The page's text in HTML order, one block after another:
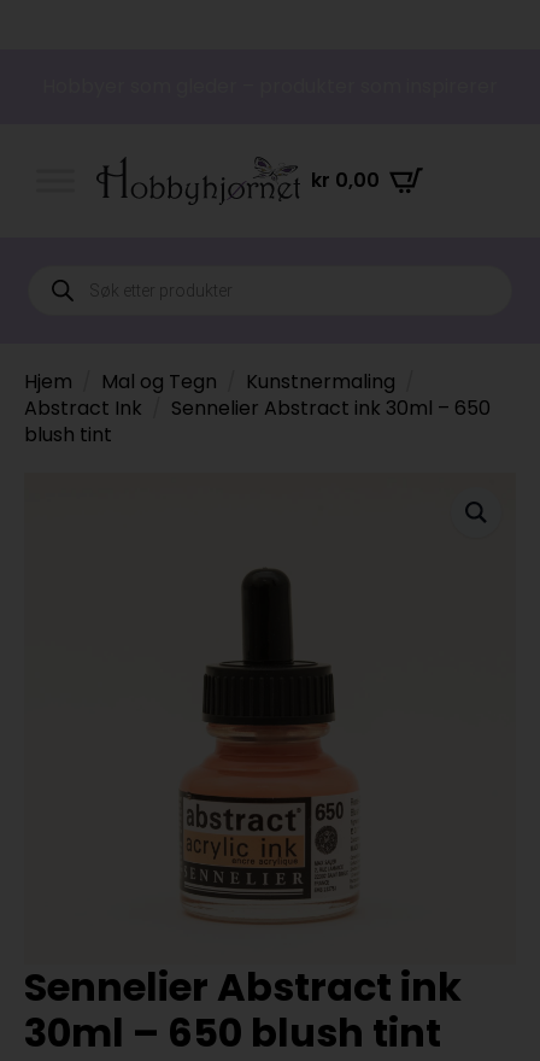
kr 0,00
Products
search
Hjem Mal og Tegn
Kunstnermaling
Abstract Ink
Sennelier Abstract ink 30ml – 650
blush tint
Sennelier Abstract ink
30ml – 650 blush tint